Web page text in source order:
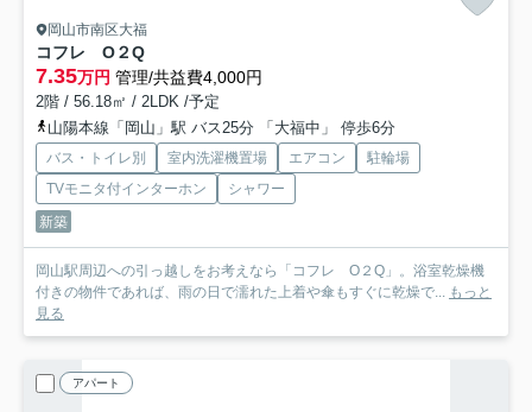
岡山市南区大福
コフレ O２Q
7.35万円 管理/共益費4,000円
2階 / 56.18㎡ / 2LDK /予定
山陽本線「岡山」駅 バス25分 「大福中」 停歩6分
バス・トイレ別 室内洗濯機置場 エアコン
駐輪場
TVモニタ付インターホン
シャワー
新築
岡山駅周辺への引っ越しをお考えなら「コフレ O２Q」。浴室乾燥機
付きの物件であれば、雨の日で濡れた上着や傘もすぐに乾燥で... もっと
見る
アパート